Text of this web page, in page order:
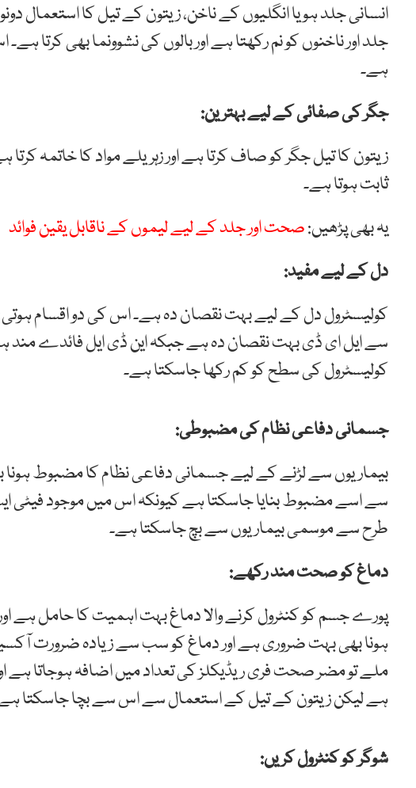
انسانی جلد ہو یا انگلیوں کے ناخن، زیتون کے تیل کا استعمال
جلد اور ناخنوں کو نم رکھتا ہے اور بالوں کی نشوونما بھی کرتا
ہے۔
جگر کی صفائی کے لیے بہترین:
زیتون کا تیل جگر کو صاف کرتا ہے اور زہریلے مواد کا خاتمہ
ثابت ہوتا ہے۔
یہ بھی پڑھیں:صحت اور جلد کے لیے لیموں کے ناقابل یقین فوائد
دل کے لیے مفید:
کولیسٹرول دل کے لیے بہت نقصان دہ ہے۔ اس کی دو اقسام ہوتی
سے ایل ای ڈی بہت نقصان دہ ہے جبکہ این ڈی ایل فائدے مند
کولیسٹرول کی سطح کو کم رکھا جاسکتا ہے۔
جسمانی دفاعی نظام کی مضبوطی:
بیماریوں سے لڑنے کے لیے جسمانی دفاعی نظام کا مضبوط
سے اسے مضبوط بنایا جاسکتا ہے کیونکہ اس میں موجود فیٹی
طرح سے موسمی بیماریوں سے بچ جاسکتا ہے۔
دماغ کو صحت مند رکھے:
پورے جسم کو کنٹرول کرنے والا دماغ بہت اہمیت کا حامل
ہونا بھی بہت ضروری ہے اور دماغ کو سب سے زیادہ ضرورت
ملے تو مضر صحت فری ریڈیکلز کی تعداد میں اضافہ ہوجاتا ہے
ہے لیکن زیتون کے تیل کے استعمال سے اس سے بچا جاسکتا
شوگر کو کنٹرول کریں: